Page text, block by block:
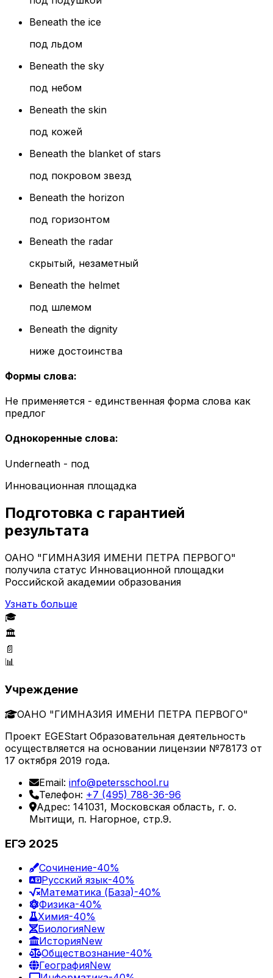
Beneath the ice
под льдом
Beneath the sky
под небом
Beneath the skin
под кожей
Beneath the blanket of stars
под покровом звезд
Beneath the horizon
под горизонтом
Beneath the radar
скрытый, незаметный
Beneath the helmet
под шлемом
Beneath the dignity
ниже достоинства
Формы слова:
Не применяется - единственная форма слова как
предлог
Однокоренные слова:
Underneath - под
Инновационная площадка
Подготовка с гарантией
результата
ОАНО "ГИМНАЗИЯ ИМЕНИ ПЕТРА ПЕРВОГО"
получила статус Инновационной площадки
Российской академии образования
Узнать больше
🎓
🏛️
📄
📊
Учреждение
ОАНО "ГИМНАЗИЯ ИМЕНИ ПЕТРА ПЕРВОГО"
Проект EGEStart Образовательная деятельность
осуществляется на основании лицензии №78173 от
17 октября 2019 года.
Email: info@petersschool.ru
Телефон: +7 (495) 788-36-96
Адрес: 141031, Московская область, г. о.
Мытищи, п. Нагорное, стр.9.
ЕГЭ 2025
Сочинение-40%
Русский язык-40%
Математика (База)-40%
Физика-40%
Химия-40%
БиологияNew
ИсторияNew
Обществознание-40%
ГеографияNew